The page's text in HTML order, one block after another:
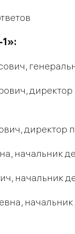
директор
начальник
начальник